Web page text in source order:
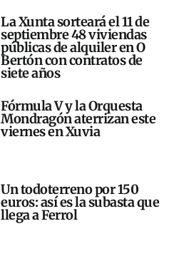
La Xunta sorteará el 11 de
septiembre 48 viviendas
públicas de alquiler en O
Bertón con contratos de
siete años
Fórmula V y la Orquesta
Mondragón aterrizan este
viernes en Xuvia
Un todoterreno por 150
euros: así es la subasta que
llega a Ferrol